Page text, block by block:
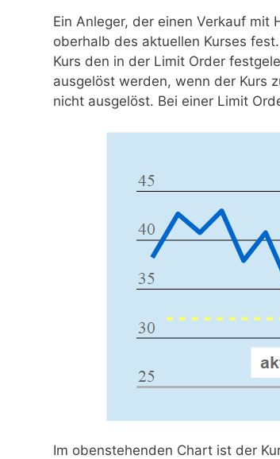
Ein Anleger, der einen Verkauf mit
oberhalb des aktuellen Kurses
Kurs den in der Limit Order
ausgelöst werden, wenn der Kurs
nicht ausgelöst. Bei einer Limit
Im obenstehenden Chart ist der